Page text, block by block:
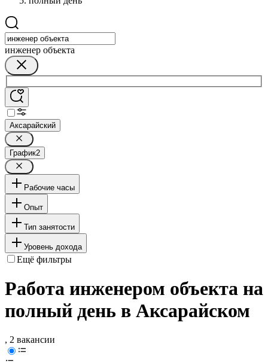
инженер объекта
Аксарайский
График2
Рабочие часы
Опыт
Тип занятости
Уровень дохода
Ещё фильтры
Работа инженером объекта на
полный день в Аксарайском
, 2 вакансии